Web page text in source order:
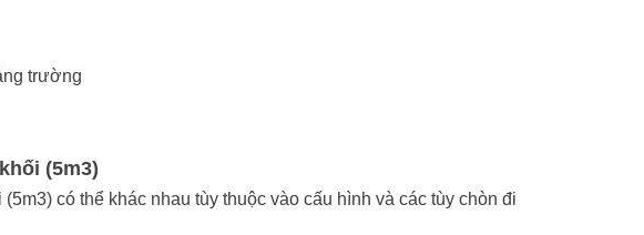
trường
(5m3)
có thể khác nhau tùy thuộc vào cấu hình và các tùy chòn đi